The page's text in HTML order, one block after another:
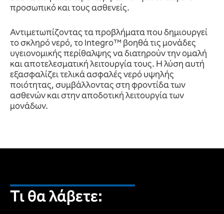
προσωπικό και τους ασθενείς.
Αντιμετωπίζοντας τα προβλήματα που δημιουργεί
το σκληρό νερό, το Integro™ βοηθά τις μονάδες
υγειονομικής περίθαλψης να διατηρούν την ομαλή
και αποτελεσματική λειτουργία τους. Η λύση αυτή
εξασφαλίζει τελικά ασφαλές νερό υψηλής
ποιότητας, συμβάλλοντας στη φροντίδα των
ασθενών και στην αποδοτική λειτουργία των
μονάδων.
Τι θα λάβετε: